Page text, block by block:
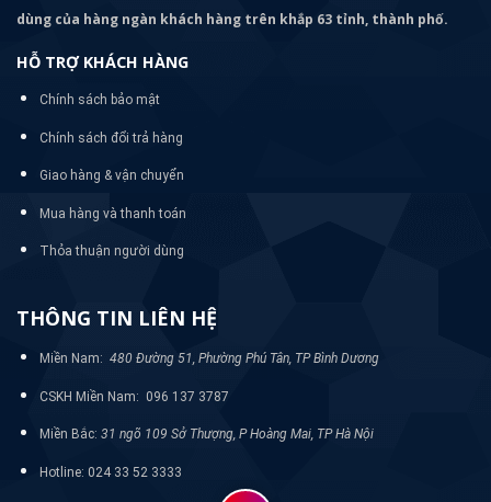
dùng của hàng ngàn khách hàng trên khắp 63 tỉnh, thành phố.
HỖ TRỢ KHÁCH HÀNG
Chính sách bảo mật
Chính sách đổi trả hàng
Giao hàng & vận chuyển
Mua hàng và thanh toán
Thỏa thuận người dùng
THÔNG TIN LIÊN HỆ
Miền Nam: 480 Đường 51, Phường Phú Tân, TP Bình Dương
CSKH Miền Nam: 096 137 3787
Miền Bắc: 31 ngõ 109 Sở Thượng, P Hoàng Mai, TP Hà Nội
Hotline: 024 33 52 3333